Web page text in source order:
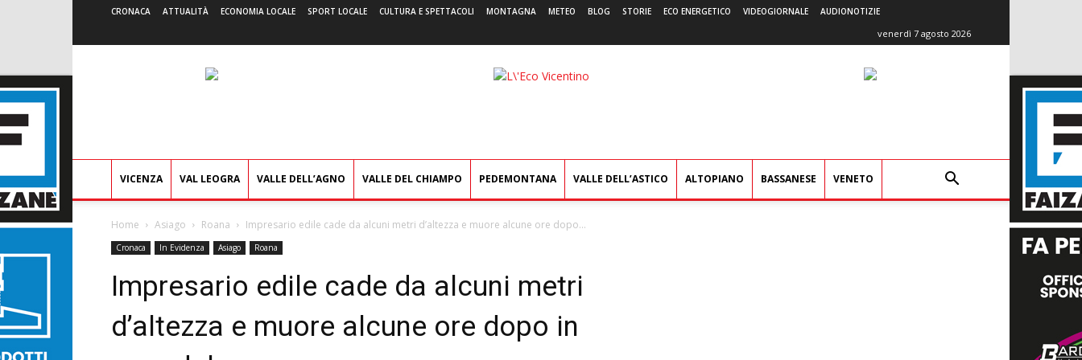
CRONACA ATTUALITÀ ECONOMIA LOCALE SPORT LOCALE CULTURA E SPETTACOLI MONTAGNA METEO BLOG STORIE ECO ENERGETICO VIDEOGIORNALE AUDIONOTIZIE
venerdì 7 agosto 2026
L'Eco
VICENZA VAL LEOGRA VALLE DELL’AGNO VALLE DEL CHIAMPO PEDEMONTANA VALLE DELL’ASTICO ALTOPIANO BASSANESE VENETO
Home Asiago Roana Impresario edile cade da alcuni metri d’altezza e muore alcune ore dopo...
Cronaca In Evidenza Asiago Roana
Impresario edile cade da alcuni metri
d’altezza e muore alcune ore dopo in